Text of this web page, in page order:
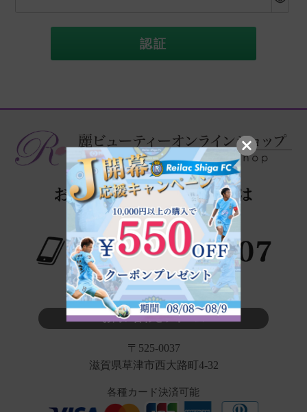
認証
※タップでお電話が繋がります
お問い合わせフォーム
〒525-0037
滋賀県草津市西大路町4-32
各種カード決済可能